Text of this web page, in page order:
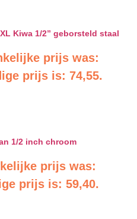
Kiwa 1/2” geborsteld staal
prijs was:
prijs is: 74,55.
1/2 inch chroom
prijs was:
prijs is: 59,40.